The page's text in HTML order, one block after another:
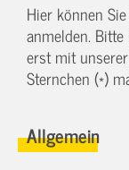
Hier können
anmelden.
erst mit
Sternchen (*)
Allgemein